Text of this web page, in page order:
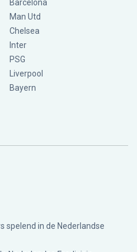
Barcelona
Man Utd
Chelsea
Inter
PSG
Liverpool
Bayern
spelend in de Nederlandse